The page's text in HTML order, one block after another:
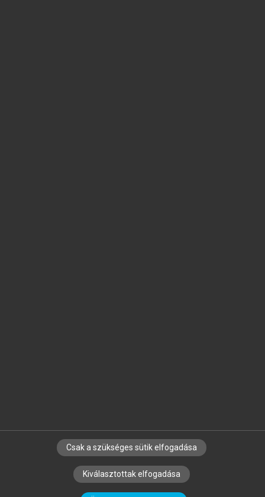
SZERZŐKNEK CÉGEKNEK KÖNYVTÁROSOKNAK
SZERKESZTÉSI ÉS LEKTORÁLÁSI ALAPELVEK
Csak a szükséges sütik elfogadása
Kiválasztottak elfogadása